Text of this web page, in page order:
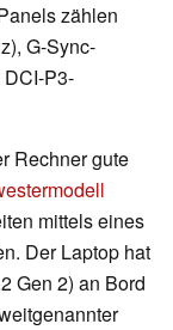
zählen
G-Sync-
P3-
Rechner gute
mittels eines
Der Laptop hat
Gen 2) an Bord